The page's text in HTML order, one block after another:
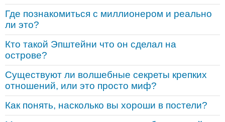
Где познакомиться с миллионером и реально
ли это?
Кто такой Эпштейни что он сделал на
острове?
Существуют ли волшебные секреты крепких
отношений, или это просто миф?
Как понять, насколько вы хороши в постели?